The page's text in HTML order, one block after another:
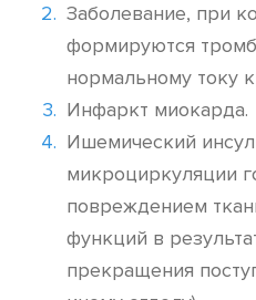
Заболевание, при
формируются
нормальному току
Инфаркт миокарда.
Ишемический
микроциркуляции
повреждением
функций в
прекращения